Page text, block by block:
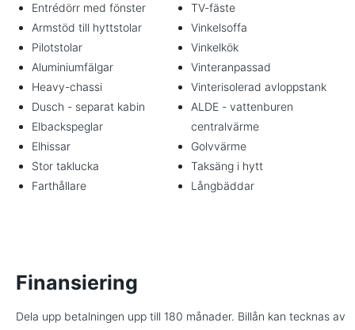
Entrédörr med fönster
Armstöd till hyttstolar
Pilotstolar
Aluminiumfälgar
Heavy-chassi
Dusch - separat kabin
Elbackspeglar
Elhissar
Stor taklucka
Farthållare
TV-fäste
Vinkelsoffa
Vinkelkök
Vinteranpassad
Vinterisolerad avloppstank
ALDE - vattenburen
centralvärme
Golvvärme
Taksäng i hytt
Långbäddar
Finansiering
Dela upp betalningen upp till 180 månader. Billån kan tecknas av